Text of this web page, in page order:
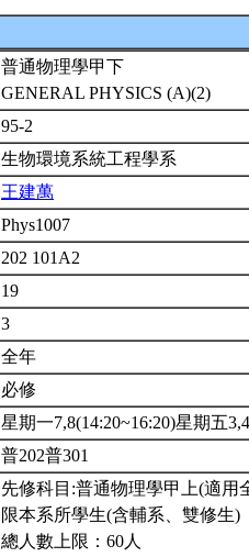
普通物理學甲下
GENERAL PHYSICS (A)(2)
95-2
生物環境系統工程學系
王建萬
Phys1007
202 101A2
19
3
全年
必修
星期一7,8(14:20~16:20)星期五
普202普301
先修科目:普通物理學甲上(適用
限本系所學生(含輔系、雙修生)
總人數上限：60人